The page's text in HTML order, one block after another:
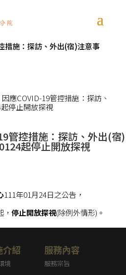
因應COVID-19管控措施：探訪、
停止開放探視
管控措施：探訪、外出(宿)
起停止開放探視
111年01月24日之公告，
，停止開放探視(除例外情形)。
介紹
境
服務內容
服務宗旨